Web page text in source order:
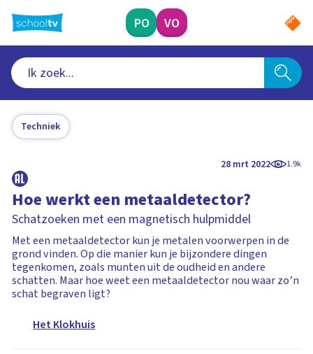
naar
hoofdinhoud
PO VO
Techniek
28 mrt 2022 1.9k
Hoe werkt een metaaldetector?
Schatzoeken met een magnetisch hulpmiddel
Met een metaaldetector kun je metalen voorwerpen in de
grond vinden. Op die manier kun je bijzondere dingen
tegenkomen, zoals munten uit de oudheid en andere
schatten. Maar hoe weet een metaaldetector nou waar zo’n
schat begraven ligt?
Het Klokhuis